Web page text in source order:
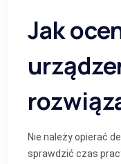
Jak
Nie należy opierać
sprawdzić czas